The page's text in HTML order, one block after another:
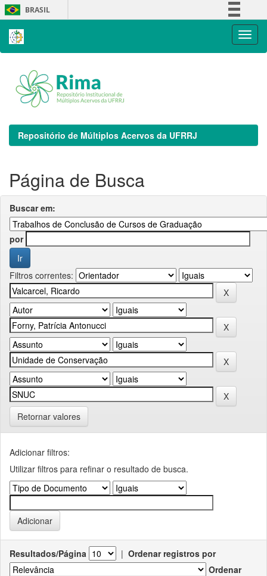
Skip
navigation
BRASIL
Repositório de Múltiplos Acervos da UFRRJ
Página de Busca
Buscar em:
por
Filtros correntes:
Retornar valores
Adicionar filtros:
Utilizar filtros para refinar o resultado de busca.
Resultados/Página | Ordenar registros por
Ordenar